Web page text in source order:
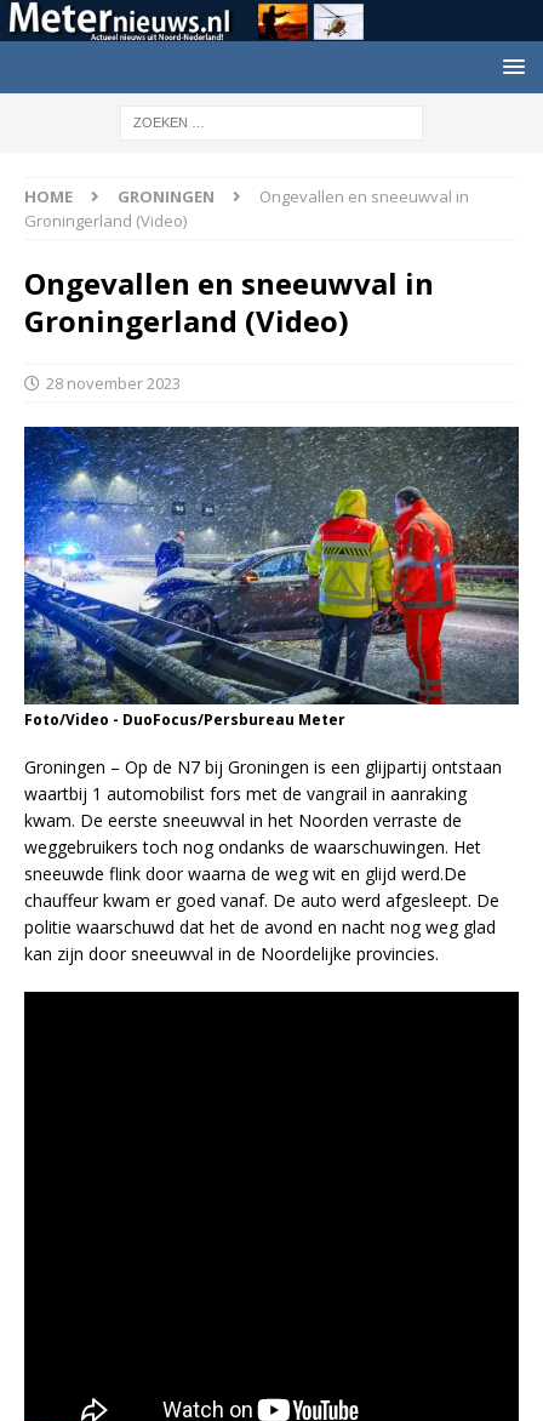
HOME GRONINGEN
Ongevallen en sneeuwval in
Groningerland (Video)
Ongevallen en sneeuwval in
Groningerland (Video)
28 november 2023
Foto/Video - DuoFocus/Persbureau Meter
Groningen – Op de N7 bij Groningen is een glijpartij ontstaan
waartbij 1 automobilist fors met de vangrail in aanraking
kwam. De eerste sneeuwval in het Noorden verraste de
weggebruikers toch nog ondanks de waarschuwingen. Het
sneeuwde flink door waarna de weg wit en glijd werd.De
chauffeur kwam er goed vanaf. De auto werd afgesleept. De
politie waarschuwd dat het de avond en nacht nog weg glad
kan zijn door sneeuwval in de Noordelijke provincies.